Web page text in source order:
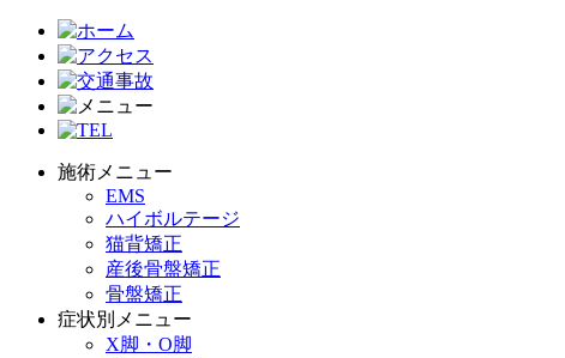
施術メニュー
EMS
ハイボルテージ
猫背矯正
産後骨盤矯正
骨盤矯正
症状別メニュー
X脚・O脚